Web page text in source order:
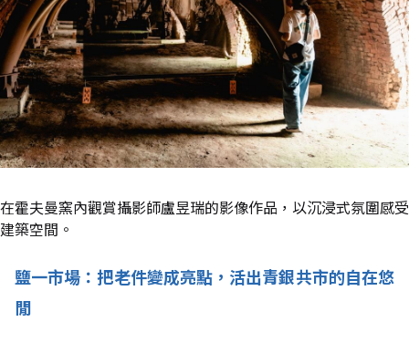
在霍夫曼窯內觀賞攝影師盧昱瑞的影像作品，以沉浸式氛圍感受
建築空間。
鹽一市場：把老件變成亮點，活出青銀共市的自在悠
閒